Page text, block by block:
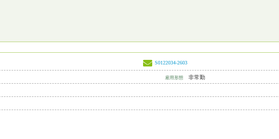
S0122034-2603
雇用形態 非常勤